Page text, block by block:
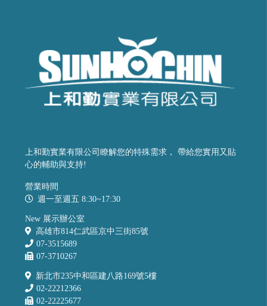
上和勤實業有限公司瞭解您的特殊需求， 帶給您實用又貼
心的輔助與支持!
營業時間
週一至週五 8:30~17:30
New 展示辦公室
高雄市814仁武區京中三街85號
07-3515689
07-3710267
新北市235中和區建八路169號5樓
02-22212366
02-22225677